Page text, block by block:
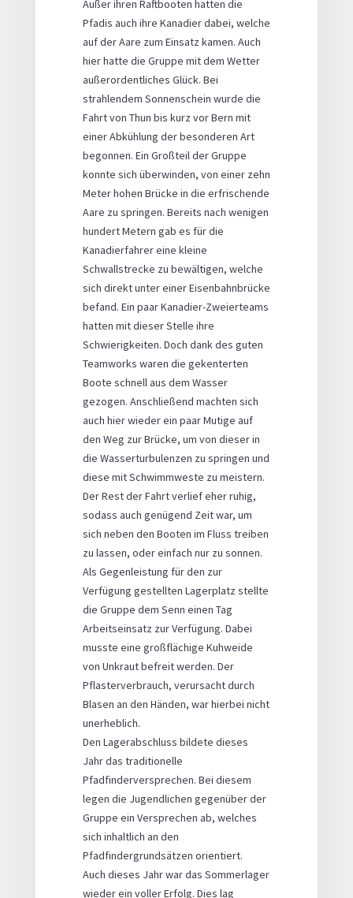
Außer ihren Raftbooten hatten die
Pfadis auch ihre Kanadier dabei, welche
auf der Aare zum Einsatz kamen. Auch
hier hatte die Gruppe mit dem Wetter
außerordentliches Glück. Bei
strahlendem Sonnenschein wurde die
Fahrt von Thun bis kurz vor Bern mit
einer Abkühlung der besonderen Art
begonnen. Ein Großteil der Gruppe
konnte sich überwinden, von einer zehn
Meter hohen Brücke in die erfrischende
Aare zu springen. Bereits nach wenigen
hundert Metern gab es für die
Kanadierfahrer eine kleine
Schwallstrecke zu bewältigen, welche
sich direkt unter einer Eisenbahnbrücke
befand. Ein paar Kanadier-Zweierteams
hatten mit dieser Stelle ihre
Schwierigkeiten. Doch dank des guten
Teamworks waren die gekenterten
Boote schnell aus dem Wasser
gezogen. Anschließend machten sich
auch hier wieder ein paar Mutige auf
den Weg zur Brücke, um von dieser in
die Wasserturbulenzen zu springen und
diese mit Schwimmweste zu meistern.
Der Rest der Fahrt verlief eher ruhig,
sodass auch genügend Zeit war, um
sich neben den Booten im Fluss treiben
zu lassen, oder einfach nur zu sonnen.
Als Gegenleistung für den zur
Verfügung gestellten Lagerplatz stellte
die Gruppe dem Senn einen Tag
Arbeitseinsatz zur Verfügung. Dabei
musste eine großflächige Kuhweide
von Unkraut befreit werden. Der
Pflasterverbrauch, verursacht durch
Blasen an den Händen, war hierbei nicht
unerheblich.
Den Lagerabschluss bildete dieses
Jahr das traditionelle
Pfadfinderversprechen. Bei diesem
legen die Jugendlichen gegenüber der
Gruppe ein Versprechen ab, welches
sich inhaltlich an den
Pfadfindergrundsätzen orientiert.
Auch dieses Jahr war das Sommerlager
wieder ein voller Erfolg. Dies lag